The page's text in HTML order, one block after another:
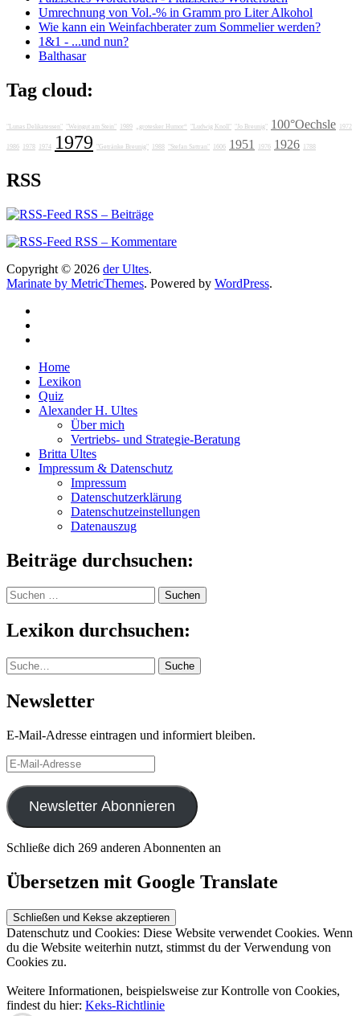
Umrechnung von Vol.-% in Gramm pro Liter Alkohol
Wie kann ein Weinfachberater zum Sommelier werden?
1&1 - ...und nun?
Balthasar
Tag cloud:
"Lunas Delikatessen" "Weingut am Stein" 1989 „grotesker Humor“ "Ludwig Knoll" "Jo Breunig" 100°Oechsle 1972
1986 1978 1974 1979 "Getränke Breunig" 1988 "Stefan Sattran" 1606 1951 1976 1926 1788
RSS
RSS – Beiträge
RSS – Kommentare
Copyright © 2026 der Ultes.
Marinate by MetricThemes. Powered by WordPress.
Home
Lexikon
Quiz
Alexander H. Ultes
Über mich
Vertriebs- und Strategie-Beratung
Britta Ultes
Impressum & Datenschutz
Impressum
Datenschutzerklärung
Datenschutzeinstellungen
Datenauszug
Beiträge durchsuchen:
Suchen
nach:
Lexikon durchsuchen:
Suche Suche
Newsletter
E-Mail-Adresse eintragen und informiert bleiben.
E-
Mail-
Adresse
Newsletter Abonnieren
Schließe dich 269 anderen Abonnenten an
Übersetzen mit Google Translate
Datenschutz und Cookies: Diese Website verwendet Cookies. Wenn
du die Website weiterhin nutzt, stimmst du der Verwendung von
Cookies zu.
Weitere Informationen, beispielsweise zur Kontrolle von Cookies,
findest du hier: Keks-Richtlinie